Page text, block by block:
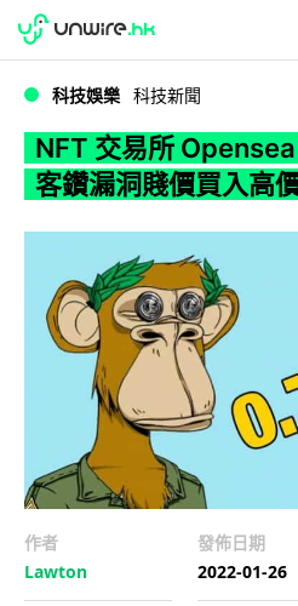
WWDC 2026
科技娛樂 科技新聞
NFT 交易所
客鑽漏洞賤價買入高
作者
Lawton
發佈日期
2022-01-26